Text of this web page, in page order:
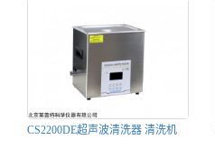
CS2200DE超声波清洗器 清洗机